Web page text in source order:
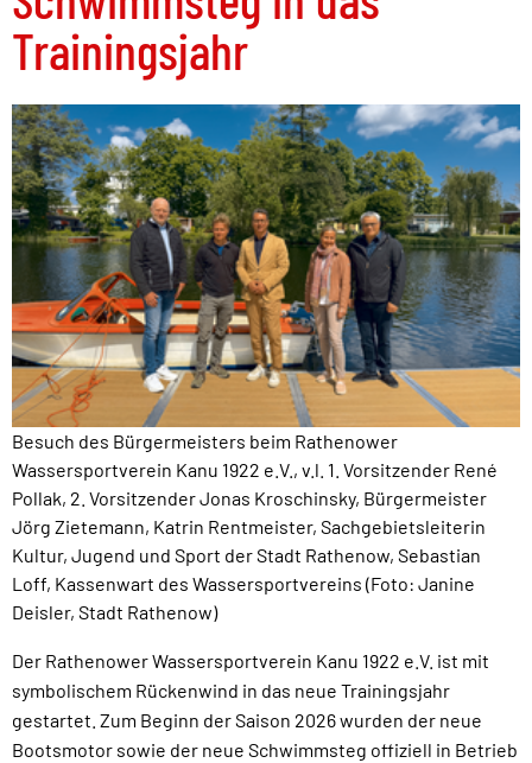
Trainingsjahr
Besuch des Bürgermeisters beim Rathenower
Wassersportverein Kanu 1922 e.V., v.l. 1. Vorsitzender René
Pollak, 2. Vorsitzender Jonas Kroschinsky, Bürgermeister
Jörg Zietemann, Katrin Rentmeister, Sachgebietsleiterin
Kultur, Jugend und Sport der Stadt Rathenow, Sebastian
Loff, Kassenwart des Wassersportvereins (Foto: Janine
Deisler, Stadt Rathenow)
Der Rathenower Wassersportverein Kanu 1922 e.V. ist mit
symbolischem Rückenwind in das neue Trainingsjahr
gestartet. Zum Beginn der Saison 2026 wurden der neue
Bootsmotor sowie der neue Schwimmsteg offiziell in Betrieb